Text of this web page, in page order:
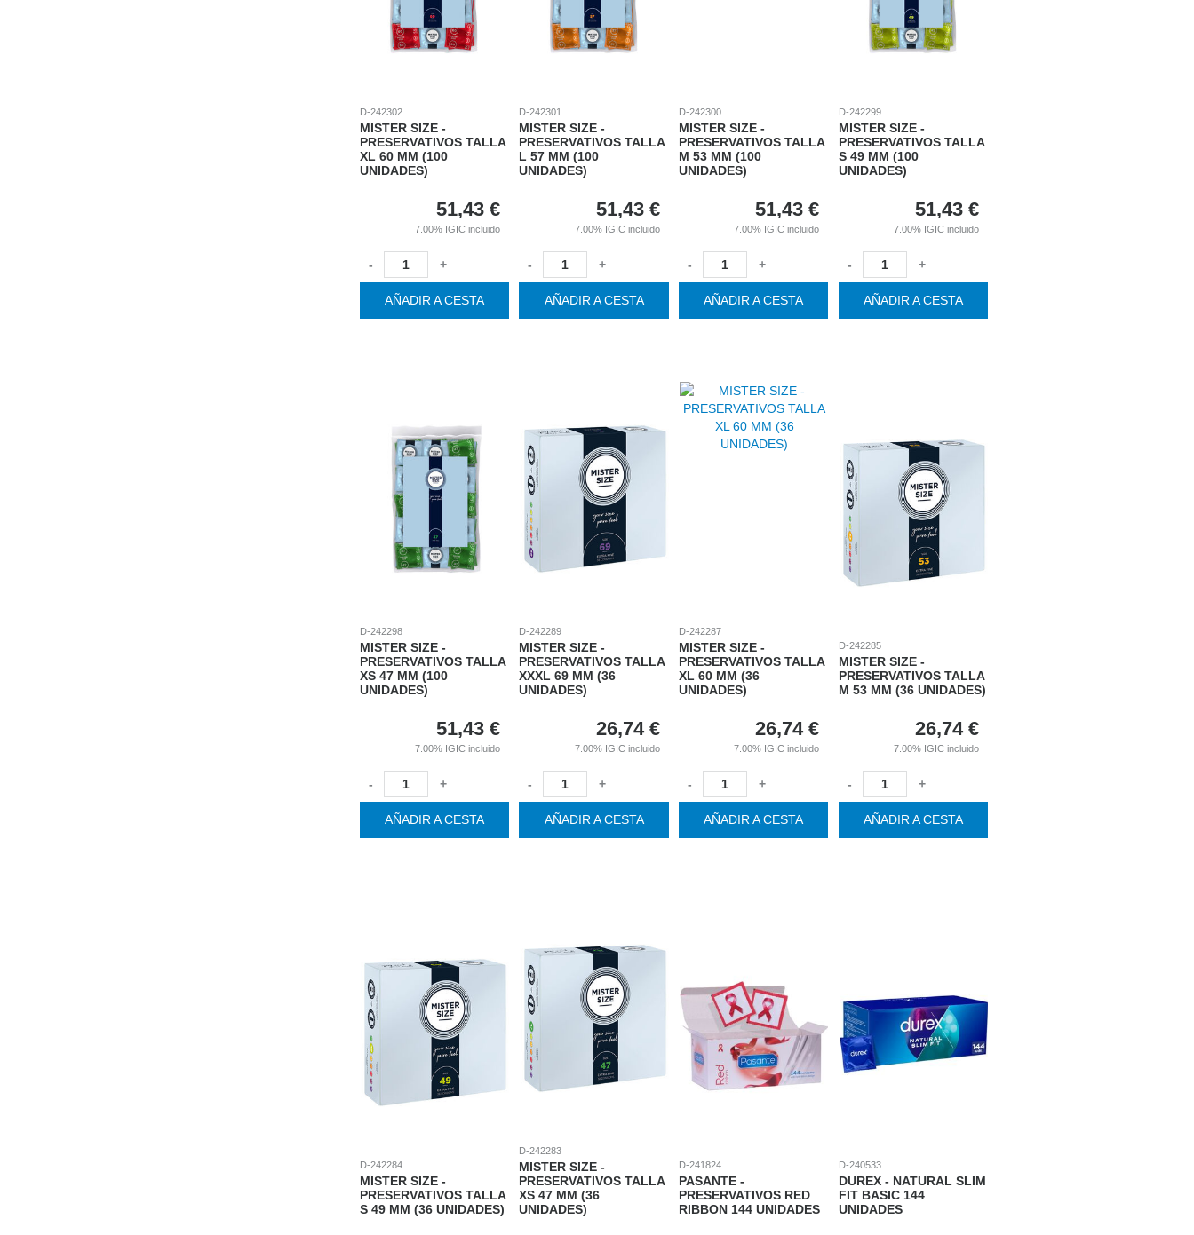
D-242302
MISTER SIZE -
PRESERVATIVOS TALLA
XL 60 MM (100
UNIDADES)
51,43 €
7.00% IGIC incluido
- +
AÑADIR A CESTA
D-242301
MISTER SIZE -
PRESERVATIVOS TALLA
L 57 MM (100
UNIDADES)
51,43 €
7.00% IGIC incluido
- +
AÑADIR A CESTA
D-242300
MISTER SIZE -
PRESERVATIVOS TALLA
M 53 MM (100
UNIDADES)
51,43 €
7.00% IGIC incluido
- +
AÑADIR A CESTA
D-242299
MISTER SIZE -
PRESERVATIVOS TALLA
S 49 MM (100
UNIDADES)
51,43 €
7.00% IGIC incluido
- +
AÑADIR A CESTA
D-242298
MISTER SIZE -
PRESERVATIVOS TALLA
XS 47 MM (100
UNIDADES)
51,43 €
7.00% IGIC incluido
- +
AÑADIR A CESTA
D-242289
MISTER SIZE -
PRESERVATIVOS TALLA
XXXL 69 MM (36
UNIDADES)
26,74 €
7.00% IGIC incluido
- +
AÑADIR A CESTA
D-242287
MISTER SIZE -
PRESERVATIVOS TALLA
XL 60 MM (36
UNIDADES)
26,74 €
7.00% IGIC incluido
- +
AÑADIR A CESTA
D-242285
MISTER SIZE -
PRESERVATIVOS TALLA
M 53 MM (36 UNIDADES)
26,74 €
7.00% IGIC incluido
- +
AÑADIR A CESTA
D-242284
MISTER SIZE -
PRESERVATIVOS TALLA
S 49 MM (36 UNIDADES)
D-242283
MISTER SIZE -
PRESERVATIVOS TALLA
XS 47 MM (36
UNIDADES)
D-241824
PASANTE -
PRESERVATIVOS RED
RIBBON 144 UNIDADES
D-240533
DUREX - NATURAL SLIM
FIT BASIC 144
UNIDADES